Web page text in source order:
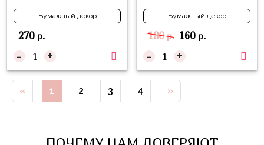
Бумажный декор
270р.
- +
Бумажный декор
180р. 160р.
- +
« 1 2 3 4 »
пчелки
Недетские
(18+)